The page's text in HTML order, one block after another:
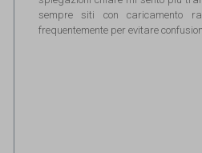
sempre siti con caricamento
frequentemente per evitare